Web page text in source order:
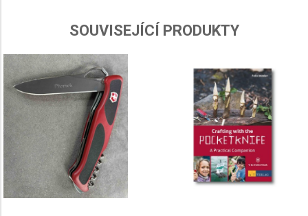
SOUVISEJÍCÍ PRODUKTY
combinations of data from different sources
Develop and improve services
Use limited data to select content
IAB Special Features:
Use precise geolocation data
Identify devices based on information actively
requested